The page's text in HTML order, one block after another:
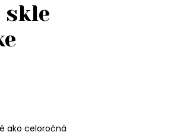
skle
ako celoročná